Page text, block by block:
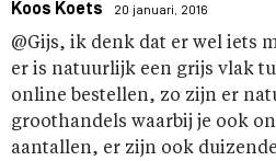
Koos Koets 20 januari, 2016
@Gijs, ik denk dat er wel iets
er is natuurlijk een grijs vlak
online bestellen, zo zijn er
groothandels waarbij je ook
aantallen, er zijn ook